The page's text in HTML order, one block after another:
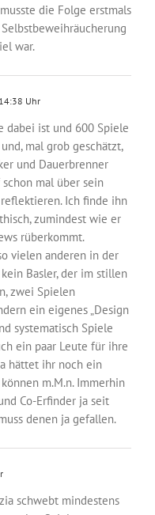
die Folge erstmals
war.
Uhr
dabei ist und 600 Spiele
mal grob geschätzt,
und Dauerbrenner
mal über sein
Ich finde ihn
zumindest wie er
rüberkommt.
vielen anderen in der
Basler, der im stillen
zwei Spielen
ein eigenes „Design
systematisch Spiele
ein paar Leute für ihre
hättet ihr noch ein
m.M.n. Immerhin
Co-Erfinder ja seit
denen ja gefallen.
schwebt mindestens